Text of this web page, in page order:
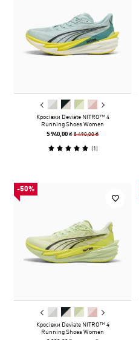
Кросівки Deviate NITRO™ 4
Running Shoes Women
5 940,00 ₴8 490,00 ₴
(1)
-50%
Кросівки Deviate NITRO™ 4
Running Shoes Women